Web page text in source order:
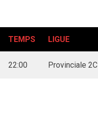
TEMPS LIGUE
22:00 Provinciale 2C